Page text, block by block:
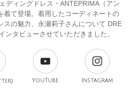
ディングドレス・ANTEPRIMA（アン
着て登場。着用したコーディネートの
スの魅力、永瀬莉子さんについて DRE
ンタビューさせていただきました。
YouTube Instagram